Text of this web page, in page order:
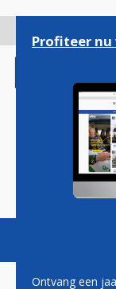
gaan
Magazine
Profiteer
Ontvang een